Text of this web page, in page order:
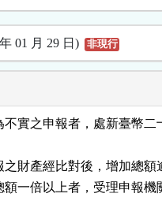
01 月 29 日) 非現行
實之申報者，處新臺幣二
財產經比對後，增加總額
一倍以上者，受理申報機